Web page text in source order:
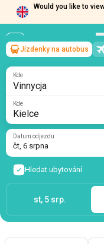
Would you like to
Vinnycja→Kielce
čt, 6 srpna/1 cestující
Jízdenky na autobus
Kde
Kde
Datum odjezdu
čt, 6 srpna
Hledat ubytování
st, 5 srp.